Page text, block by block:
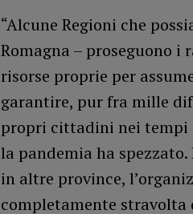
“Alcune Regioni che
Romagna – proseguono
risorse proprie per
garantire, pur fra mille
propri cittadini nei tempi
la pandemia ha
in altre province,
completamente